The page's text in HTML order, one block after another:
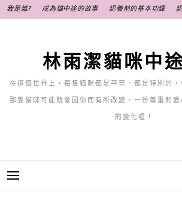
至
我是誰? 成為貓中途的故事 認養前的基本功課
林雨潔貓咪中
在這個世界上，每隻貓咪都是平等、都是特別的，
那隻貓咪可能就會因你而有所改變，一份尊重和愛
的變化喔！